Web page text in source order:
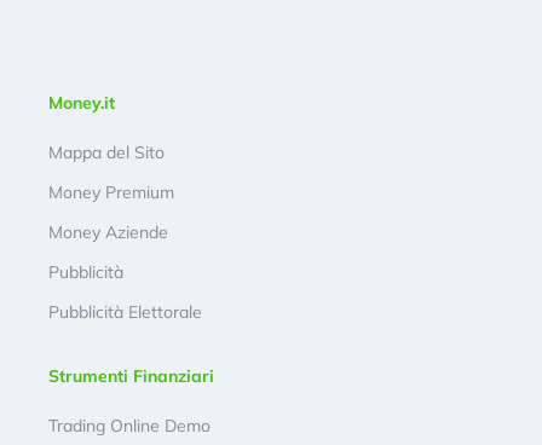
Money.it
Mappa del Sito
Money Premium
Money Aziende
Pubblicità
Pubblicità Elettorale
Strumenti Finanziari
Trading Online Demo